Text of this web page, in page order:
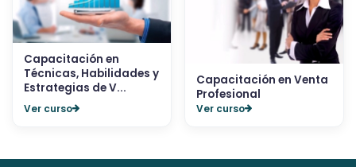
Capacitación en
Técnicas, Habilidades y
Estrategias de V...
Ver curso
Capacitación en Venta
Profesional
Ver curso